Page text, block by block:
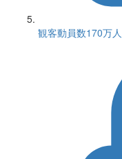
観客動員数170万